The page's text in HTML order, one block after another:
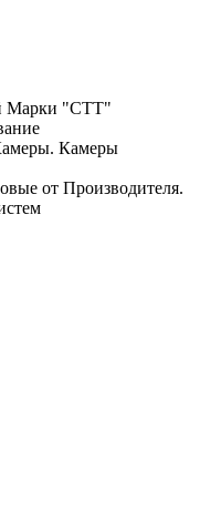
Марки "СТТ"
Камеры
от Производителя.